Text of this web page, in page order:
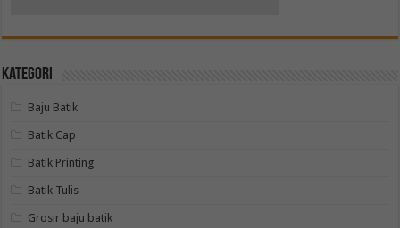
Kategori
Baju Batik
Batik Cap
Batik Printing
Batik Tulis
Grosir baju batik